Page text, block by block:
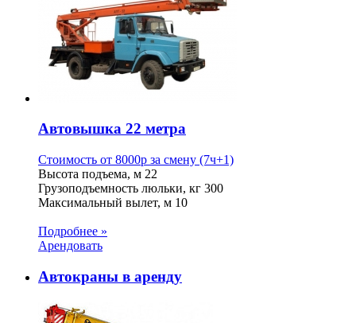
Автовышка 22 метра
Стоимость от 8000p за смену (7ч+1)
Высота подъема, м 22
Грузоподъемность люльки, кг 300
Максимальный вылет, м 10
Подробнее »
Арендовать
Автокраны в аренду